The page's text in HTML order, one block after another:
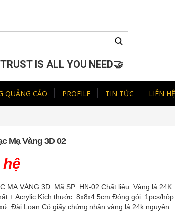
IS ALL YOU NEED🤝
QUẢNG CÁO PROFILE TIN TỨC LIÊN HỆ
Mạ Vàng 3D 02
MẠ VÀNG 3D Mã SP: HN-02 Chất liệu: Vàng lá 24K
+ Acrylic Kích thước: 8x8x4.5cm Đóng gói: 1pcs/hộp
Đài Loan Có giấy chứng nhận vàng lá 24k nguyên